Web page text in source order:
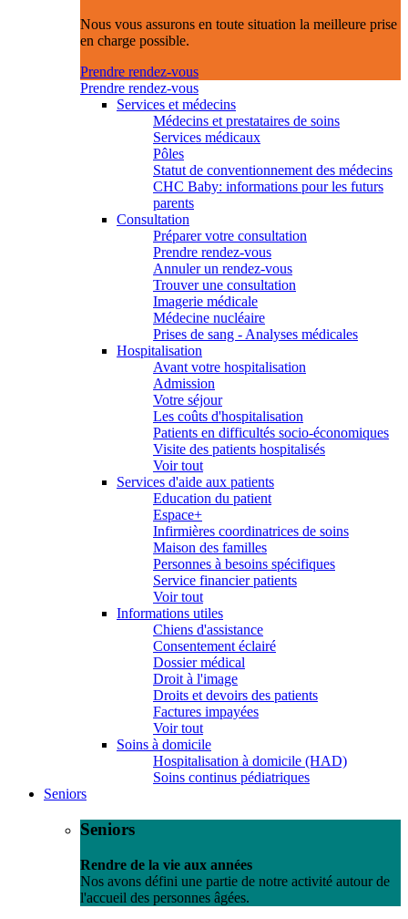
Nous vous assurons en toute situation la meilleure prise
en charge possible.
Prendre rendez-vous
Prendre rendez-vous
Services et médecins
Médecins et prestataires de soins
Services médicaux
Pôles
Statut de conventionnement des médecins
CHC Baby: informations pour les futurs
parents
Consultation
Préparer votre consultation
Prendre rendez-vous
Annuler un rendez-vous
Trouver une consultation
Imagerie médicale
Médecine nucléaire
Prises de sang - Analyses médicales
Hospitalisation
Avant votre hospitalisation
Admission
Votre séjour
Les coûts d'hospitalisation
Patients en difficultés socio-économiques
Visite des patients hospitalisés
Voir tout
Services d'aide aux patients
Education du patient
Espace+
Infirmières coordinatrices de soins
Maison des familles
Personnes à besoins spécifiques
Service financier patients
Voir tout
Informations utiles
Chiens d'assistance
Consentement éclairé
Dossier médical
Droit à l'image
Droits et devoirs des patients
Factures impayées
Voir tout
Soins à domicile
Hospitalisation à domicile (HAD)
Soins continus pédiatriques
Seniors
Seniors
Rendre de la vie aux années
Nos avons défini une partie de notre activité autour de
l'accueil des personnes âgées.